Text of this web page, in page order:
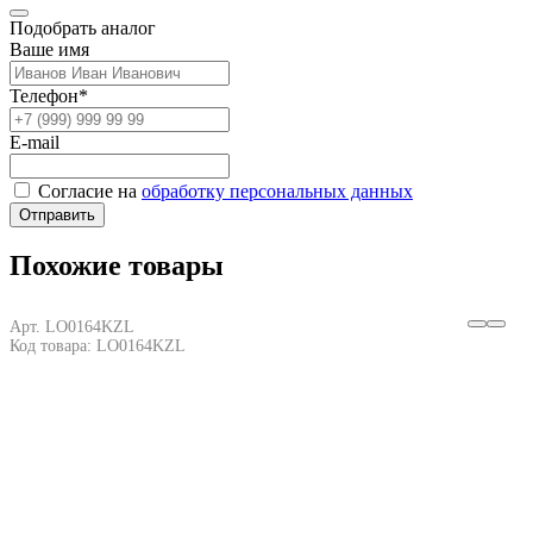
Подобрать аналог
Ваше имя
Телефон*
E-mail
Согласие на обработку персональных данных
Отправить
Похожие товары
Арт. LO0164KZL
Код товара: LO0164KZL